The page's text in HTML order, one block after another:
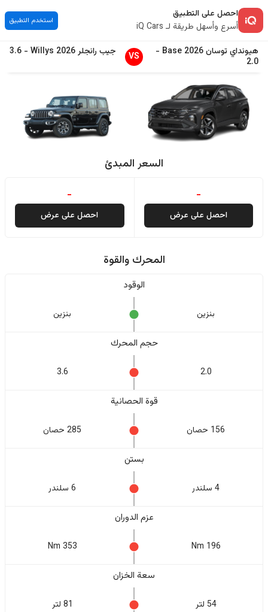
احصل على التطبيق
أسرع وأسهل طريقة لـ iQ Cars
استخدم التطبيق
هيوندايتوسان2026
Base
-
2.0
VS جيب رانجلر2026
Willys
-
3.6
السعر المبدئ
-
احصل على عرض
-
احصل على عرض
المحرك والقوة
الوقود
بنزين بنزين
حجم المحرك
2.0
3.6
قوة الحصانية
156 حصان 285 حصان
بستن
4 سلندر 6 سلندر
عزم الدوران
196 Nm
353 Nm
سعة الخزان
54 لتر 81 لتر